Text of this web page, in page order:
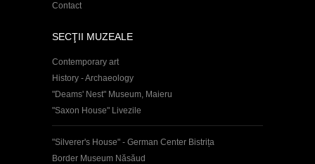
Contact
SECŢII MUZEALE
Contemporary art
History - Archaeology
"Deams' Nest" Museum, Maieru
"Saxon House" Livezile
"Silverer's House" - German Center Bistrița
Border Museum Năsăud